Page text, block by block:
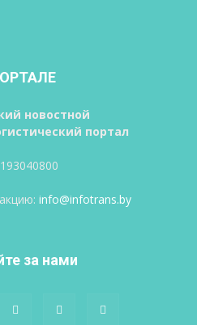
новостной
портал
info@infotrans.bу
за нами